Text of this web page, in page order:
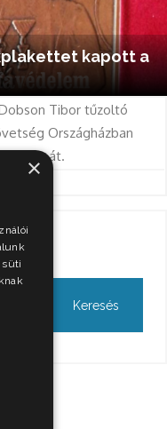
kapott a
Tibor tűzoltó
Országházban
adott át.
×
süti